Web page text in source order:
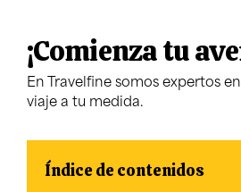
¡Comienza tu
En Travelfine somos expertos
viaje a tu medida.
Índice de contenidos